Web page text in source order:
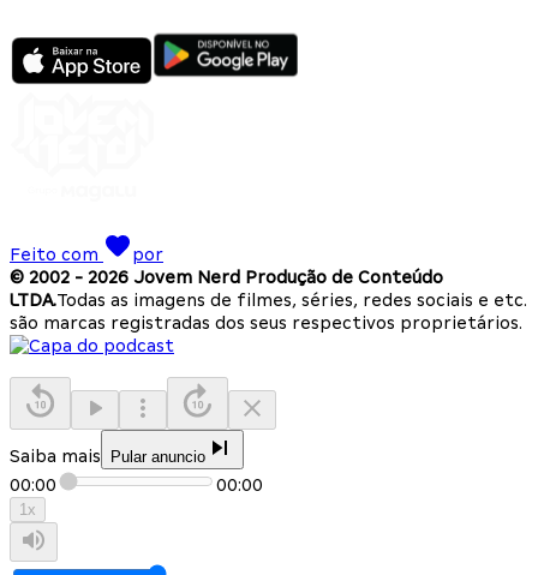
Feito com
por
© 2002 - 2026 Jovem Nerd Produção de Conteúdo
LTDA.Todas as imagens de filmes, séries, redes sociais e etc.
são marcas registradas dos seus respectivos proprietários.
Saiba mais Pular anuncio
00:00 00:00
1x